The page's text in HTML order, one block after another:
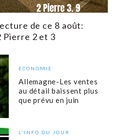
de ce 8 août:
Pierre 2 et 3
ECONOMIE
Allemagne-Les ventes
au détail baissent plus
que prévu en juin
L'INFO DU JOUR